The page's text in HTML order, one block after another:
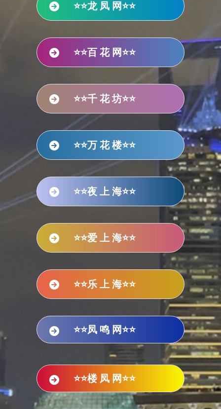
⭐⭐龙 凤 网⭐⭐
⭐⭐百 花 网⭐⭐
⭐⭐千 花 坊⭐⭐
⭐⭐万 花 楼⭐⭐
⭐⭐夜 上 海⭐⭐
⭐⭐爱 上 海⭐⭐
⭐⭐乐 上 海⭐⭐
⭐⭐凤 鸣 网⭐⭐
⭐⭐楼 凤 网⭐⭐